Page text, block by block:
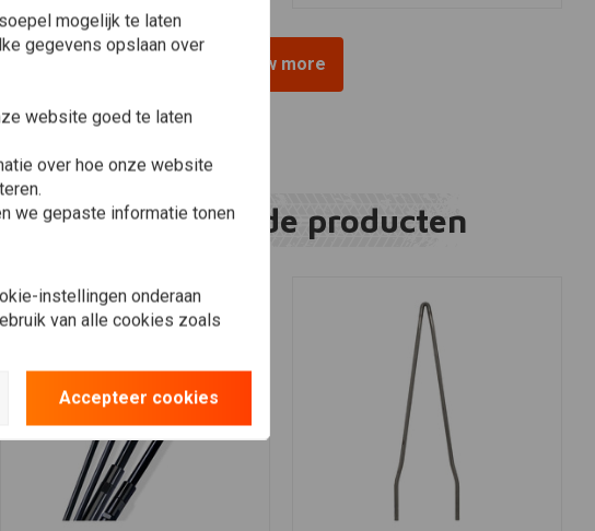
View more
Gerelateerde producten
mogelijk te laten
gegevens opslaan over
website goed te laten
over hoe onze website
we gepaste informatie tonen
instellingen onderaan
van alle cookies zoals
Accepteer cookies